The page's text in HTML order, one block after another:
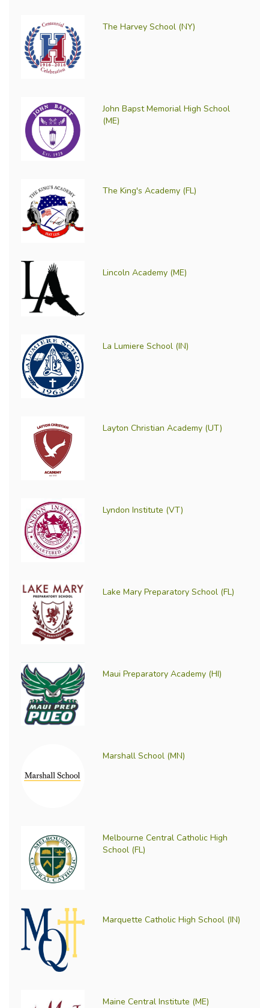
The Harvey School (NY)
John Bapst Memorial High School
(ME)
The King's Academy (FL)
Lincoln Academy (ME)
La Lumiere School (IN)
Layton Christian Academy (UT)
Lyndon Institute (VT)
Lake Mary Preparatory School (FL)
Maui Preparatory Academy (HI)
Marshall School (MN)
Melbourne Central Catholic High
School (FL)
Marquette Catholic High School (IN)
Maine Central Institute (ME)